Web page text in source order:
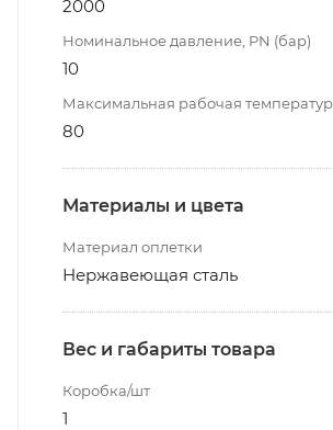
2000
Номинальное давление, PN (бар)
10
Максимальная рабочая
80
Материалы и цвета
Материал оплетки
Нержавеющая сталь
Вес и габариты товара
Коробка/шт
1